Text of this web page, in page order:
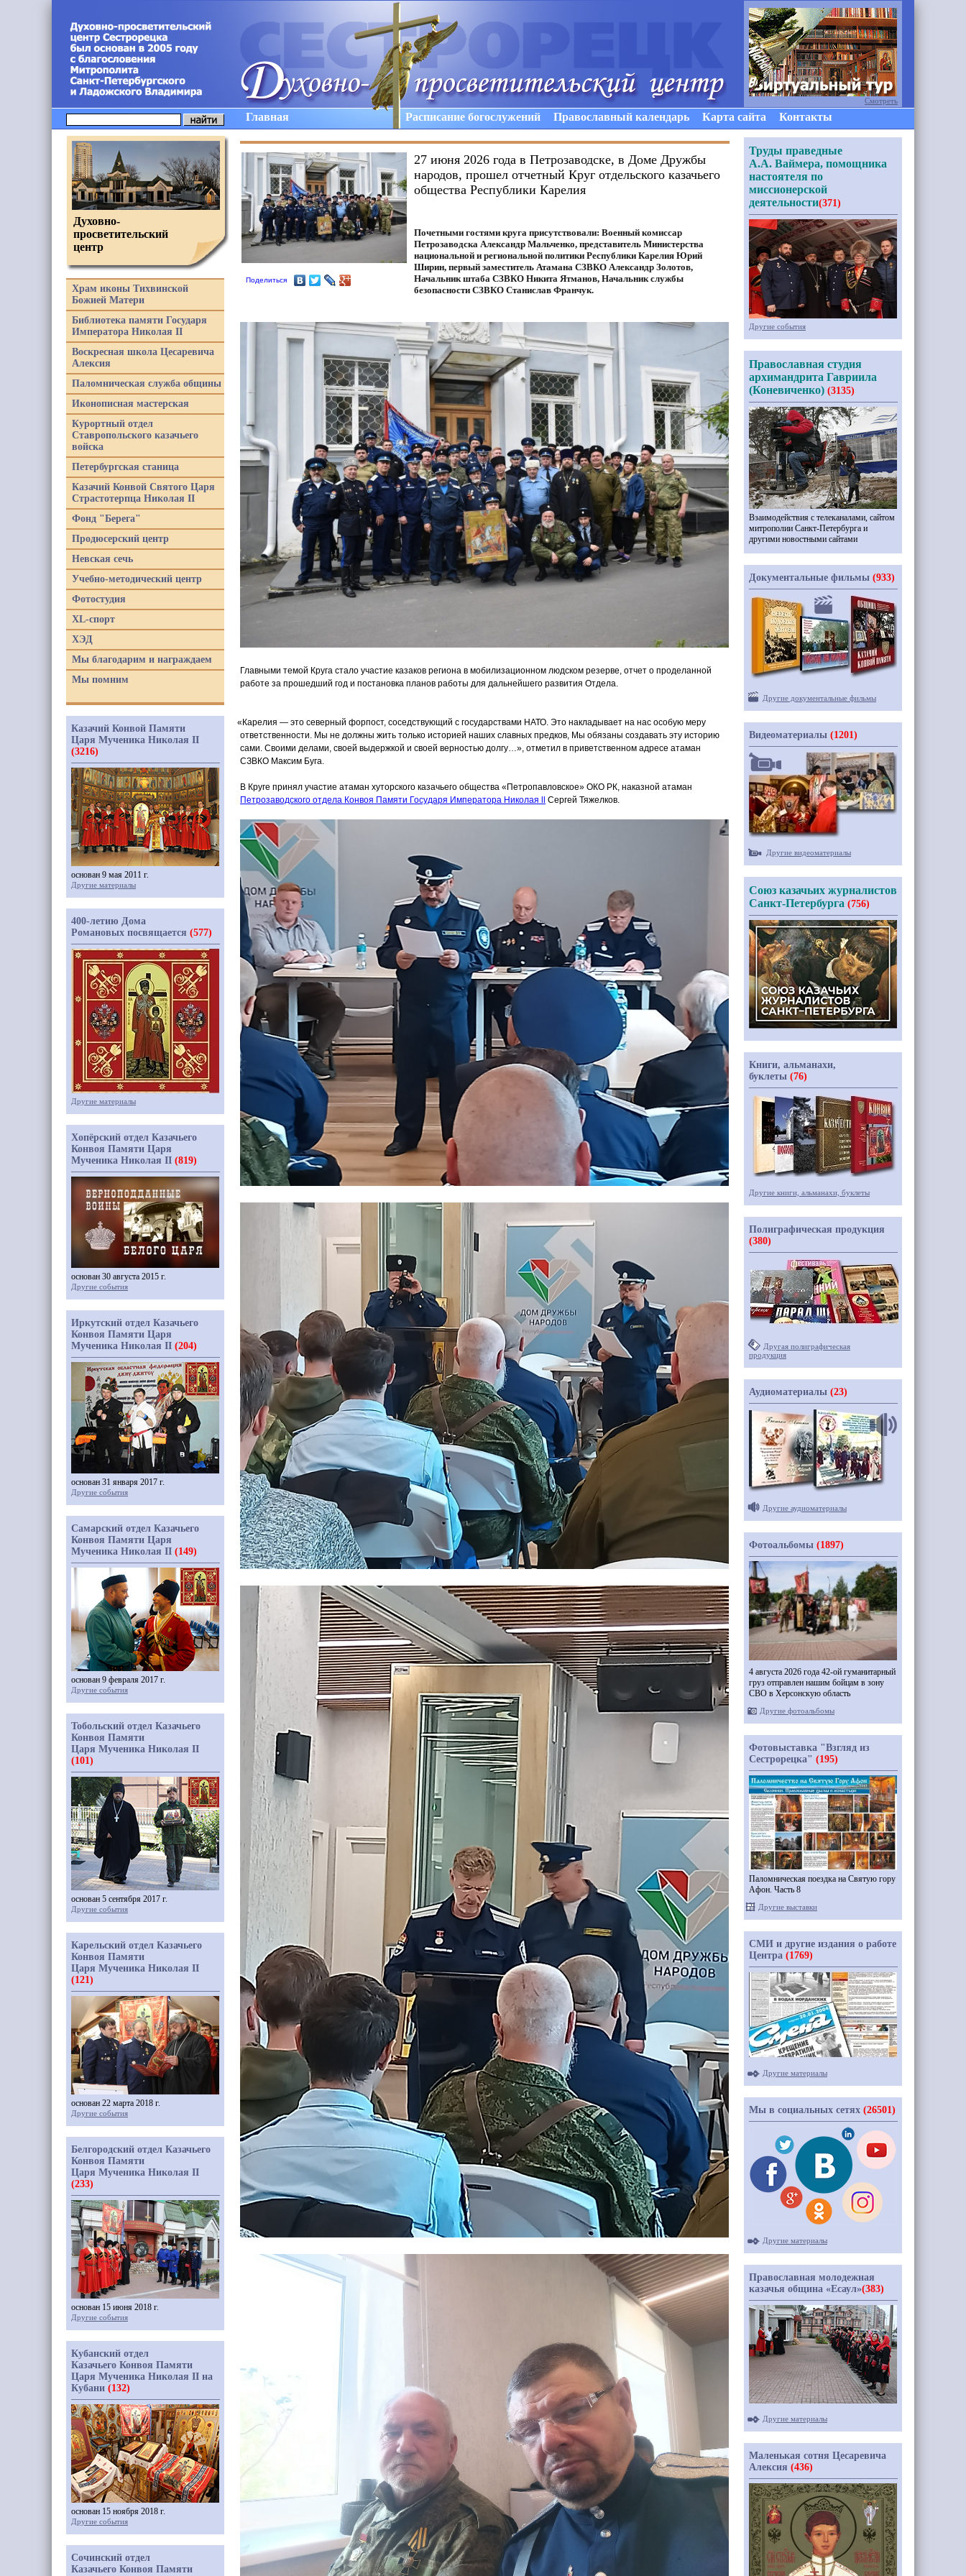
Главная Расписание богослужений Православный календарь Карта сайта Контакты
Поделиться
27 июня 2026 года в Петрозаводске, в Доме Дружбы
народов, прошел отчетный Круг отдельского казачьего
общества Республики Карелия
Почетными гостями круга присутствовали: Военный комиссар
Петрозаводска Александр Мальченко, представитель Министерства
национальной и региональной политики Республики Карелия Юрий
Ширин, первый заместитель Атамана СЗВКО Александр Золотов,
Начальник штаба СЗВКО Никита Ятманов, Начальник службы
безопасности СЗВКО Станислав Франчук.
Главными темой Круга стало участие казаков региона в мобилизационном людском резерве, отчет о проделанной
работе за прошедший год и постановка планов работы для дальнейшего развития Отдела.
«Карелия — это северный форпост, соседствующий с государствами НАТО. Это накладывает на нас особую меру
ответственности. Мы не должны жить только историей наших славных предков, Мы обязаны создавать эту историю
сами. Своими делами, своей выдержкой и своей верностью долгу…», отметил в приветственном адресе атаман
СЗВКО Максим Буга.
В Круге принял участие атаман хуторского казачьего общества «Петропавловское» ОКО РК, наказной атаман
Петрозаводского отдела Конвоя Памяти Государя Императора Николая ll
Сергей Тяжелков.
Духовно-
просветительский
центр
Храм иконы Тихвинской
Божией Матери
Библиотека памяти Государя
Императора Николая II
Воскресная школа Цесаревича
Алексия
Паломническая служба общины
Иконописная мастерская
Курортный отдел
Ставропольского казачьего
войска
Петербургская станица
Казачий Конвой Святого Царя
Страстотерпца Николая II
Фонд "Берега"
Продюсерский центр
Невская сечь
Учебно-методический центр
Фотостудия
XL-спорт
ХЭД
Мы благодарим и награждаем
Мы помним
Казачий Конвой Памяти
Царя Мученика Николая II
(3216)
основан 9 мая 2011 г.
Другие материалы
400-летию Дома
Романовых посвящается (577)
Другие материалы
Хопёрский отдел Казачьего
Конвоя Памяти Царя
Мученика Николая II (819)
основан 30 августа 2015 г.
Другие события
Иркутский отдел Казачьего
Конвоя Памяти Царя
Мученика Николая II (204)
основан 31 января 2017 г.
Другие события
Самарский отдел Казачьего
Конвоя Памяти Царя
Мученика Николая II (149)
основан 9 февраля 2017 г.
Другие события
Тобольский отдел Казачьего
Конвоя Памяти
Царя Мученика Николая II
(101)
основан 5 сентября 2017 г.
Другие события
Карельский отдел Казачьего
Конвоя Памяти
Царя Мученика Николая II
(121)
основан 22 марта 2018 г.
Другие события
Белгородский отдел Казачьего
Конвоя Памяти
Царя Мученика Николая II
(233)
основан 15 июня 2018 г.
Другие события
Кубанский отдел
Казачьего Конвоя Памяти
Царя Мученика Николая II на
Кубани (132)
основан 15 ноября 2018 г.
Другие события
Сочинский отдел
Казачьего Конвоя Памяти
Смотреть
Труды праведные
А.А. Ваймера, помощника
настоятеля по
миссионерской
деятельности(371)
Другие события
Православная студия
архимандрита Гавриила
(Коневиченко) (3135)
Взаимодействия с телеканалами, сайтом
митрополии Санкт-Петербурга и
другими новостными сайтами
Документальные фильмы (933)
Другие документальные фильмы
Видеоматериалы (1201)
Другие видеоматериалы
Союз казачьих журналистов
Санкт-Петербурга (756)
Книги, альманахи,
буклеты (76)
Другие книги, альманахи, буклеты
Полиграфическая продукция
(380)
Другая полиграфическая
продукция
Аудиоматериалы (23)
Другие аудиоматериалы
Фотоальбомы (1897)
4 августа 2026 года 42-ой гуманитарный
груз отправлен нашим бойцам в зону
СВО в Херсонскую область
Другие фотоальбомы
Фотовыставка "Взгляд из
Сестрорецка" (195)
Паломническая поездка на Святую гору
Афон. Часть 8
Другие выставки
СМИ и другие издания о работе
Центра (1769)
Другие материалы
Мы в социальных сетях (26501)
Другие материалы
Православная молодежная
казачья община «Есаул»(383)
Другие материалы
Маленькая сотня Цесаревича
Алексия (436)